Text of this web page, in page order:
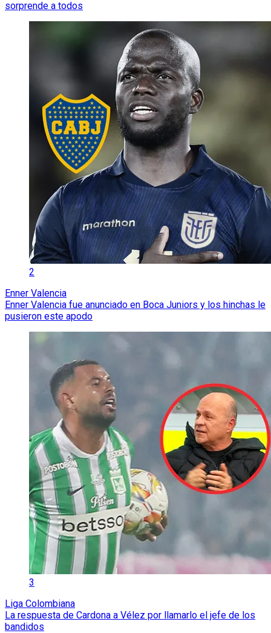
sorprende a todos
2
Enner Valencia
Enner Valencia fue anunciado en Boca Juniors y los hinchas le
pusieron este apodo
3
Liga Colombiana
La respuesta de Cardona a Vélez por llamarlo el jefe de los
bandidos